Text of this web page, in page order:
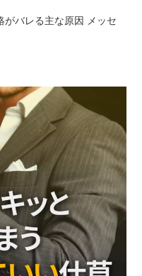
バレる主な原因 メッセ